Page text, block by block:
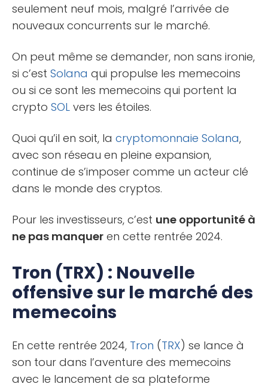
seulement neuf mois, malgré l’arrivée de
nouveaux concurrents sur le marché.
On peut même se demander, non sans ironie,
si c’est Solana qui propulse les memecoins
ou si ce sont les memecoins qui portent la
crypto SOL vers les étoiles.
Quoi qu’il en soit, la cryptomonnaie Solana,
avec son réseau en pleine expansion,
continue de s’imposer comme un acteur clé
dans le monde des cryptos.
Pour les investisseurs, c’est une opportunité à
ne pas manquer en cette rentrée 2024.
Tron (TRX) : Nouvelle
offensive sur le marché des
memecoins
En cette rentrée 2024, Tron (TRX) se lance à
son tour dans l’aventure des memecoins
avec le lancement de sa plateforme